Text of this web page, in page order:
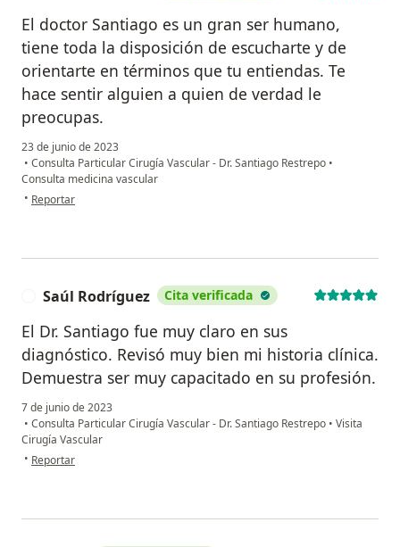
El doctor Santiago es un gran ser humano,
tiene toda la disposición de escucharte y de
orientarte en términos que tu entiendas. Te
hace sentir alguien a quien de verdad le
preocupas.
23 de junio de 2023
• Consulta Particular Cirugía Vascular - Dr. Santiago Restrepo •
Consulta medicina vascular
• en opinión del usuario Roció Jaramillo
Reportar
Saúl Rodríguez Cita verificada
El Dr. Santiago fue muy claro en sus
diagnóstico. Revisó muy bien mi historia clínica.
Demuestra ser muy capacitado en su profesión.
7 de junio de 2023
• Consulta Particular Cirugía Vascular - Dr. Santiago Restrepo • Visita
Cirugía Vascular
• en opinión del usuario Saúl Rodríguez
Reportar